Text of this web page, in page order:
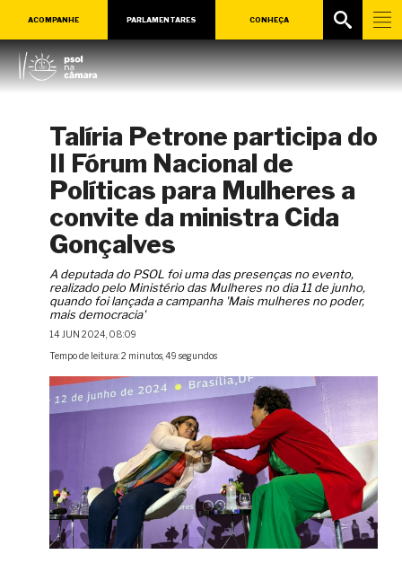
ACOMPANHE PARLAMENTARES CONHEÇA
Talíria Petrone participa do
II Fórum Nacional de
Políticas para Mulheres a
convite da ministra Cida
Gonçalves
A deputada do PSOL foi uma das presenças no evento,
realizado pelo Ministério das Mulheres no dia 11 de junho,
quando foi lançada a campanha 'Mais mulheres no poder,
mais democracia'
14 JUN 2024, 08:09
Tempo de leitura: 2 minutos, 49 segundos